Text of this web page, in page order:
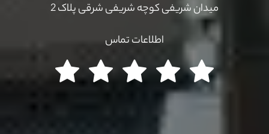
میدان شریفی کوچه شریفی شرقی پلاک 2
اطلاعات تماس